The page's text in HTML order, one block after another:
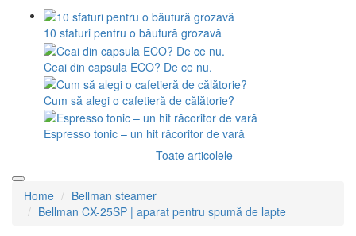
10 sfaturi pentru o băutură grozavă
Ceai din capsula ECO? De ce nu.
Cum să alegi o cafetieră de călătorie?
Espresso tonic – un hit răcoritor de vară
Toate articolele
Home
Bellman steamer
Bellman CX-25SP | aparat pentru spumă de lapte